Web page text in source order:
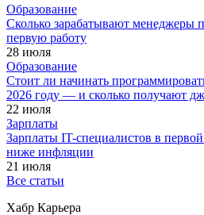
Образование
Сколько зарабатывают менеджеры
первую работу
28 июля
Образование
Стоит ли начинать
2026 году — и сколько получают
22 июля
Зарплаты
Зарплаты IT-специалистов в
ниже инфляции
21 июля
Все статьи
Хабр Карьера